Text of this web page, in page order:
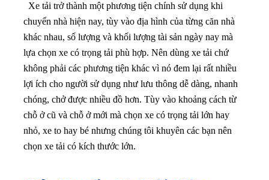
Xe tải trở thành một phương tiện chính sử dụng khi
chuyển nhà hiện nay, tùy vào địa hình của từng căn nhà
khác nhau, số lượng và khối lượng tài sản ngày nay mà
lựa chọn xe có trọng tải phù hợp. Nên dùng xe tải chứ
không phải các phương tiện khác vì nó đem lại rất nhiều
lợi ích cho người sử dụng như lưu thông dễ dàng, nhanh
chóng, chở được nhiều đồ hơn. Tùy vào khoảng cách từ
chỗ ở cũ và chỗ ở mới mà chọn xe có trọng tải lớn hay
nhỏ, xe to hay bé nhưng chúng tôi khuyên các bạn nên
chọn xe tải có kích thước lớn.